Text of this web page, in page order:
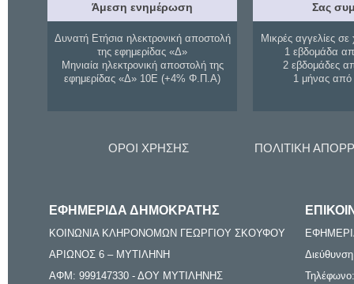
Άμεση ενημέρωση
Δυνατή Ετήσια ηλεκτρονική αποστολή
της εφημερίδας «Δ»
Μηνιαία ηλεκτρονική αποστολή της
εφημερίδας «Δ» 10Ε (+4% Φ.Π.Α)
Σας
Μικρές αγγελίες σε
1 εβδομάδα
2 εβδομάδες
1 μήνας
ΟΡΟΙ ΧΡΗΣΗΣ ΠΟΛΙΤΙΚΗ
ΕΦΗΜΕΡΙΔΑ ΔΗΜΟΚΡΑΤΗΣ
ΚΟΙΝΩΝΙΑ ΚΛΗΡΟΝΟΜΩΝ ΓΕΩΡΓΙΟΥ ΣΚΟΥΦΟΥ
ΑΡΙΩΝΟΣ 6 – ΜΥΤΙΛΗΝΗ
ΑΦΜ: 999147330 - ΔΟΥ ΜΥΤΙΛΗΝΗΣ